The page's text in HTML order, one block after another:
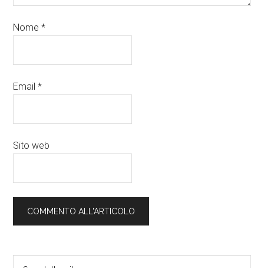
Nome*
Email*
Sito web